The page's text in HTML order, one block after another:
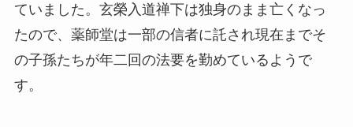
ていました。玄榮入道禅下は独身のまま亡くなっ
たので、薬師堂は一部の信者に託され現在までそ
の子孫たちが年二回の法要を勤めているようで
す。